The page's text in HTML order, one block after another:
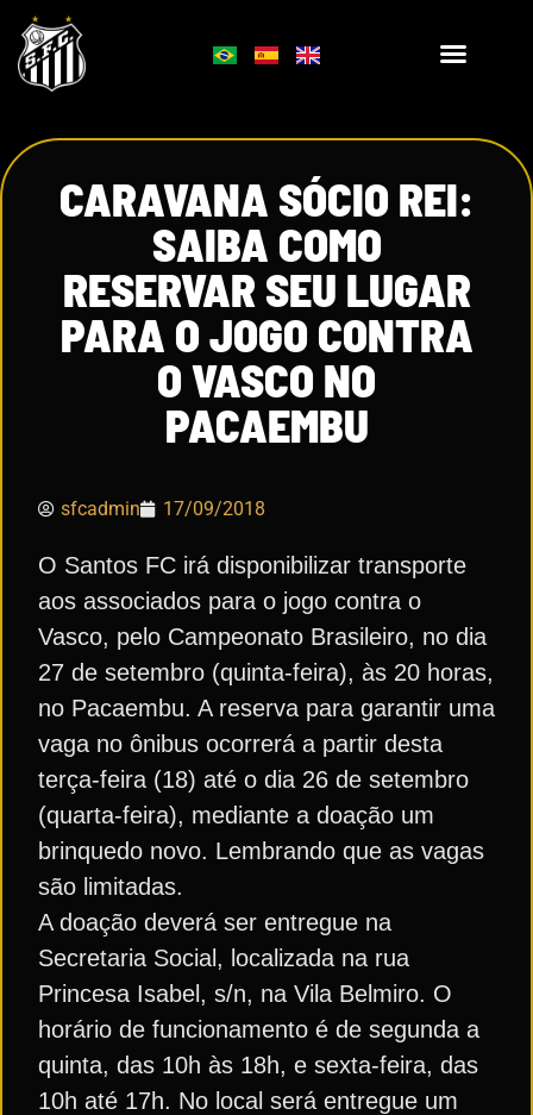
CARAVANA SÓCIO REI:
SAIBA COMO
RESERVAR SEU LUGAR
PARA O JOGO CONTRA
O VASCO NO
PACAEMBU
sfcadmin 17/09/2018
O Santos FC irá disponibilizar transporte
aos associados para o jogo contra o
Vasco, pelo Campeonato Brasileiro, no dia
27 de setembro (quinta-feira), às 20 horas,
no Pacaembu. A reserva para garantir uma
vaga no ônibus ocorrerá a partir desta
terça-feira (18) até o dia 26 de setembro
(quarta-feira), mediante a doação um
brinquedo novo. Lembrando que as vagas
são limitadas.
A doação deverá ser entregue na
Secretaria Social, localizada na rua
Princesa Isabel, s/n, na Vila Belmiro. O
horário de funcionamento é de segunda a
quinta, das 10h às 18h, e sexta-feira, das
10h até 17h. No local será entregue um